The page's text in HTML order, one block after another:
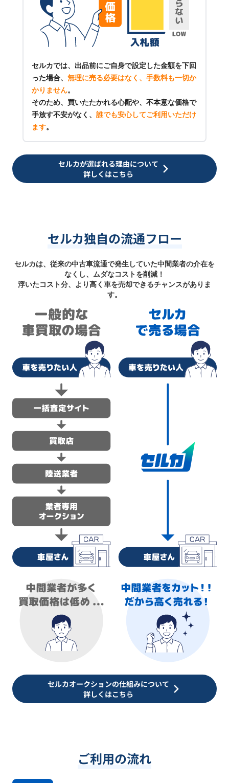
セルカでは、出品前にご自身で設定した金額を下回
った場合、 無理に売る必要はなく、手数料も一切か
かりません。
そのため、買いたたかれる心配や、不本意な価格で
手放す不安がなく、 誰でも安心してご利用いただけ
ます。
セルカが選ばれる理由について
詳しくはこちら
セルカ独自の流通フロー
セルカは、従来の中古車流通で発生していた中間業者の介在を
なくし、ムダなコストを削減！
浮いたコスト分、より高く車を売却できるチャンスがありま
す。
セルカオークションの仕組みについて
詳しくはこちら
ご利用の流れ